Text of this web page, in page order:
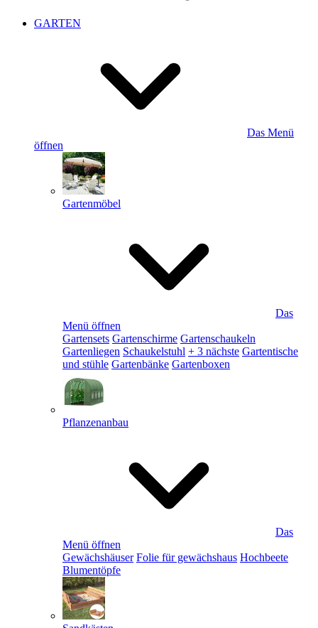
GARTEN
Das Menü
öffnen
Gartenmöbel
Das
Menü öffnen
Gartensets Gartenschirme Gartenschaukeln
Gartenliegen Schaukelstuhl + 3 nächste Gartentische
und stühle Gartenbänke Gartenboxen
Pflanzenanbau
Das
Menü öffnen
Gewächshäuser Folie für gewächshaus Hochbeete
Blumentöpfe